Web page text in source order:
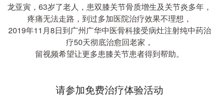
龙亚寅，63岁了老人，患双膝关节骨质增生及关节炎多年，
疼痛无法走路，到过多加医院治疗效果不理想，
2019年11月8日到广州广华中医骨科接受病灶注射纯中药治
疗50天彻底治愈回老家，
留视频希望让更多患膝关节患者得到帮助。
请参加免费治疗体验活动